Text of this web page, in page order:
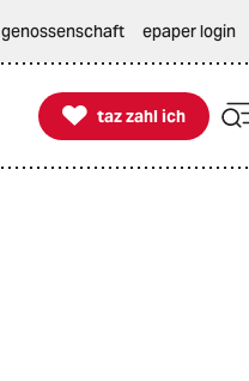
genossenschaft epaper login

taz zahl ich
taz zahl ich